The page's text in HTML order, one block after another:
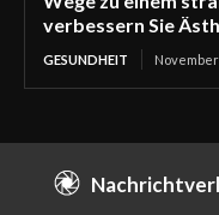
verbessern Sie
GESUNDHEIT November